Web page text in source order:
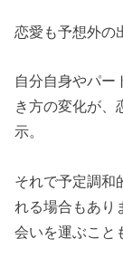
恋愛も予想外の
自分自身やパー
き方の変化が、
示。
それで予定調和
れる場合もあり
会いを運ぶこと